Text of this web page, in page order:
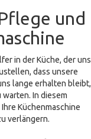
und
in der Küche, der uns
dass unsere
lange erhalten bleibt,
In diesem
Küchenmaschine
verlängern.